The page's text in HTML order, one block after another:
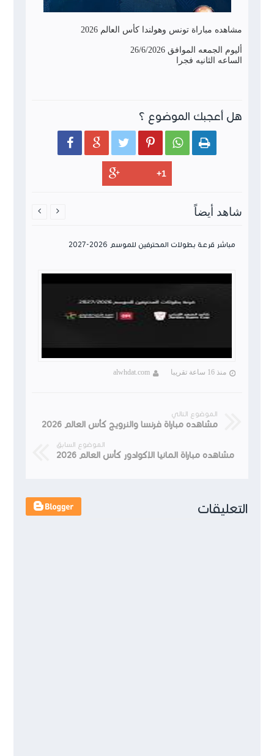
مشاهده مباراة تونس وهولندا كأس العالم 2026
أليوم الجمعه الموافق 26/6/2026
الساعه الثانيه فجرا
هل أعجبك الموضوع ؟
     
شاهد أيضاً
مباشر قرعة بطولات المحترفين للموسم 2026-2027
منذ 16 ساعة تقريبا alwhdat.com
 
الموضوع التالي
مشاهده مباراة فرنسا والنرويج كأس العالم 2026
الموضوع السابق
مشاهده مباراة المانيا الإكوادور كأس العالم 2026
التعليقات